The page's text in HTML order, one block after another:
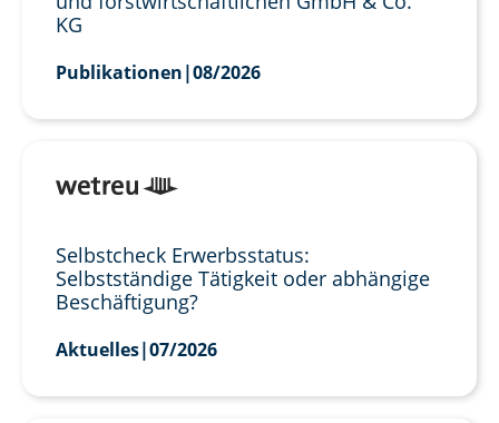
KG
Publikationen|08/2026
Selbstcheck Erwerbsstatus:
Selbstständige Tätigkeit oder abhängige
Beschäftigung?
Aktuelles|07/2026